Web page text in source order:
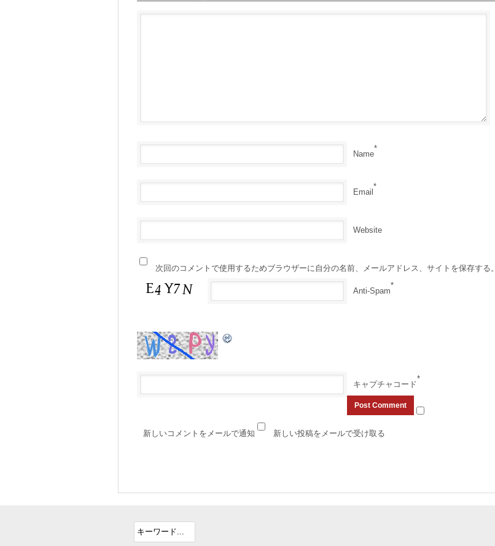
Name
*
Email
*
Website
次回のコメントで使用するためブラウザーに自分の名前、メールアドレス、サイトを保存する。
Anti-Spam
*
キャプチャコード
*
新しいコメントをメールで通知 新しい投稿をメールで受け取る